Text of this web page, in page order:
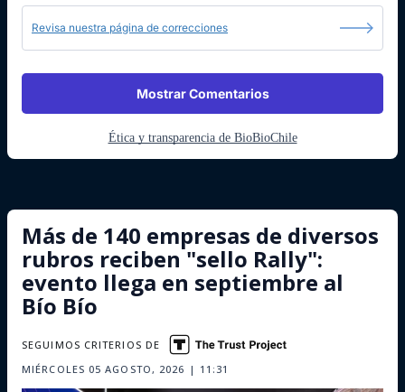
Revisa nuestra página de correcciones
Mostrar Comentarios
Ética y transparencia de BioBioChile
Más de 140 empresas de diversos
rubros reciben "sello Rally":
evento llega en septiembre al
Bío Bío
MIÉRCOLES 05 AGOSTO, 2026 | 11:31
SEGUIMOS CRITERIOS DE